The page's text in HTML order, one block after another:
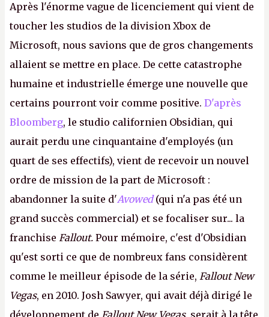
Après l'énorme vague de licenciement qui vient de
toucher les studios de la division Xbox de
Microsoft, nous savions que de gros changements
allaient se mettre en place. De cette catastrophe
humaine et industrielle émerge une nouvelle que
certains pourront voir comme positive. D'après
Bloomberg, le studio californien Obsidian, qui
aurait perdu une cinquantaine d'employés (un
quart de ses effectifs), vient de recevoir un nouvel
ordre de mission de la part de Microsoft :
abandonner la suite d'Avowed(qui n'a pas été un
grand succès commercial) et se focaliser sur... la
franchise Fallout. Pour mémoire, c'est d'Obsidian
qu'est sorti ce que de nombreux fans considèrent
comme le meilleur épisode de la série, Fallout New
Vegas, en 2010. Josh Sawyer, qui avait déjà dirigé le
développement de Fallout New Vegas, serait à la tête